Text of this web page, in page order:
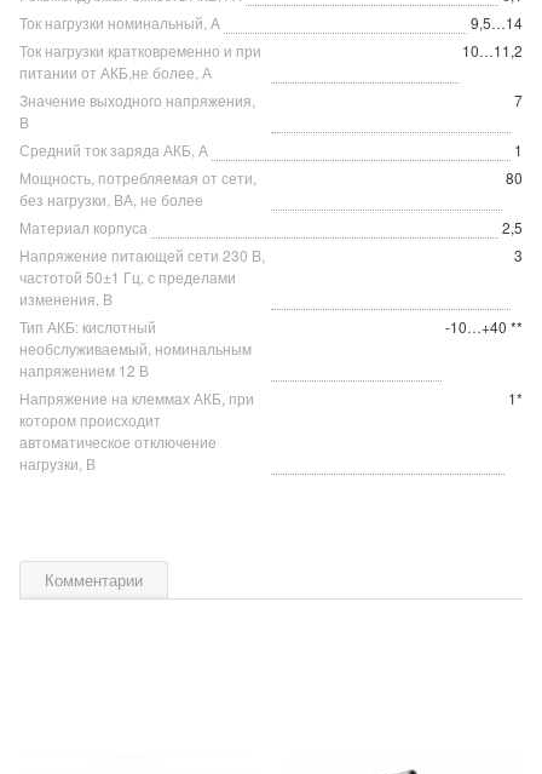
Ток нагрузки номинальный, A
9,5…14
Ток нагрузки кратковременно и при
питании от АКБ,не более, А
10…11,2
Значение выходного напряжения,
В
7
Средний ток заряда АКБ, А
1
Мощность, потребляемая от сети,
без нагрузки, ВА, не более
80
Материал корпуса
2,5
Напряжение питающей сети 230 В,
частотой 50±1 Гц, с пределами
изменения, В
3
Тип АКБ: кислотный
необслуживаемый, номинальным
напряжением 12 В
-10…+40 **
Напряжение на клеммах АКБ, при
котором происходит
автоматическое отключение
нагрузки, В
1*
Комментарии